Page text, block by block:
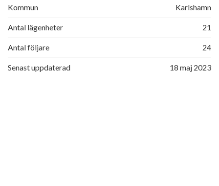
Kommun Karlshamn
Antal lägenheter 21
Antal följare 24
Senast uppdaterad 18 maj 2023